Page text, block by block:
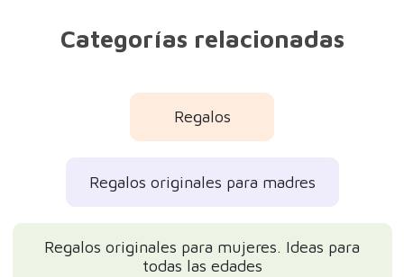
Categorías relacionadas
Regalos
Regalos originales para madres
Regalos originales para mujeres. Ideas para
todas las edades